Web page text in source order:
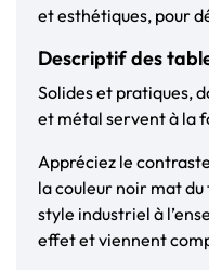
et esthétiques, pour
Descriptif des
Solides et pratiques,
et métal servent à la
Appréciez le
la couleur noir mat
style industriel à
effet et viennent